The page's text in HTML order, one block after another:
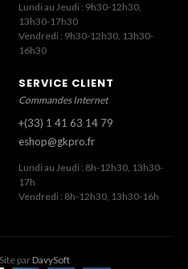
Lundi au Jeudi : 9h30-12h30,
13h30-17h30
Vendredi : 9h30-12h30, 13h30-
16h30
SERVICE CLIENT
Commandes Internet
+(33) 1 41 63 14 79
eshop@gkpro.fr
Lundi au Jeudi : 8h-12h30, 13h30-
17h
Vendredi : 8h-12h30, 13h30-16h
par DavySoft